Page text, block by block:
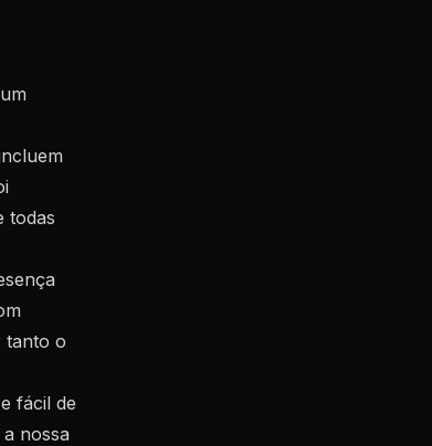
todas
tanto o
fácil de
nossa